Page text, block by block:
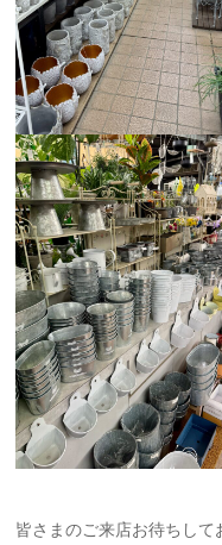
皆さまのご来店お待ちして